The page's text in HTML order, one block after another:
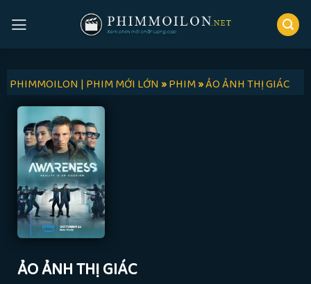
PHIMMOILON | PHIM MỚI LỚN»PHIM»ẢO ẢNH THỊ GIÁC
ẢO ẢNH THỊ GIÁC